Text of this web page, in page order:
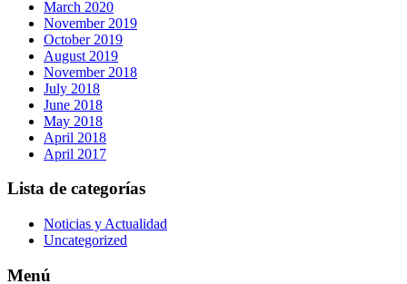
March 2020
November 2019
October 2019
August 2019
November 2018
July 2018
June 2018
May 2018
April 2018
April 2017
Lista de categorías
Noticias y Actualidad
Uncategorized
Menú